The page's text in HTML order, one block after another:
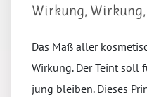
Wirkung,
Das Maß aller
Wirkung. Der Teint soll
jung bleiben. Dieses